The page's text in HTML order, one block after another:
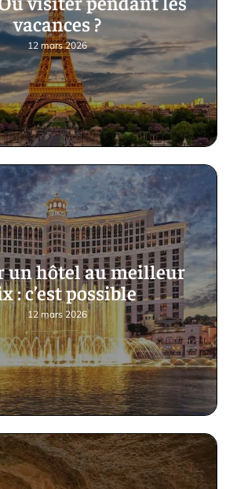
vacances ?
12 mars 2026
un hôtel au meilleur
: c’est possible
12 mars 2026